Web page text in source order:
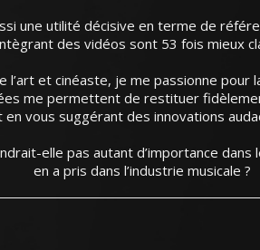
une utilité décisive en terme de
des vidéos sont 53 fois mieux
l’art et cinéaste, je me passionne pour
me permettent de restituer
en vous suggérant des innovations
elle pas autant d’importance dans
en a pris dans l’industrie musicale ?